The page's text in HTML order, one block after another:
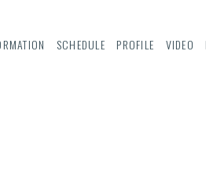
SCHEDULE PROFILE VIDEO